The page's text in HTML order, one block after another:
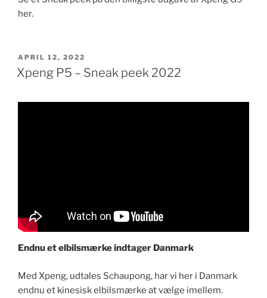
her.
UDGIVET
DEN
APRIL 12, 2022
Xpeng P5 – Sneak peek 2022
Endnu et elbilsmærke indtager Danmark
​​Med Xpeng, udtales Schaupong, har vi her i Danmark
endnu et kinesisk elbilsmærke at vælge imellem.